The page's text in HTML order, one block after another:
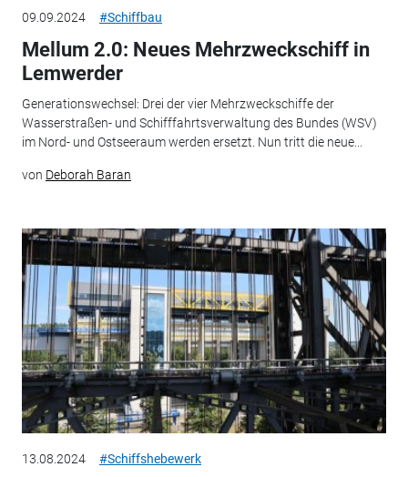
09.09.2024 #Schiffbau
Mellum 2.0: Neues Mehrzweckschiff in
Lemwerder
Generationswechsel: Drei der vier Mehrzweckschiffe der
Wasserstraßen- und Schifffahrtsverwaltung des Bundes (WSV)
im Nord- und Ostseeraum werden ersetzt. Nun tritt die neue...
von Deborah Baran
13.08.2024 #Schiffshebewerk